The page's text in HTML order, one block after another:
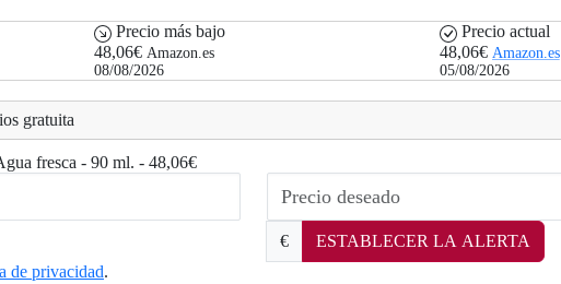
€
Precio más bajo
48,06€ Amazon.es
08/08/2026
Precio actual
48,06€ Amazon.es
05/08/2026
gratuita
fresca - 90 ml. - 48,06€
€
ESTABLECER LA ALERTA
de privacidad.